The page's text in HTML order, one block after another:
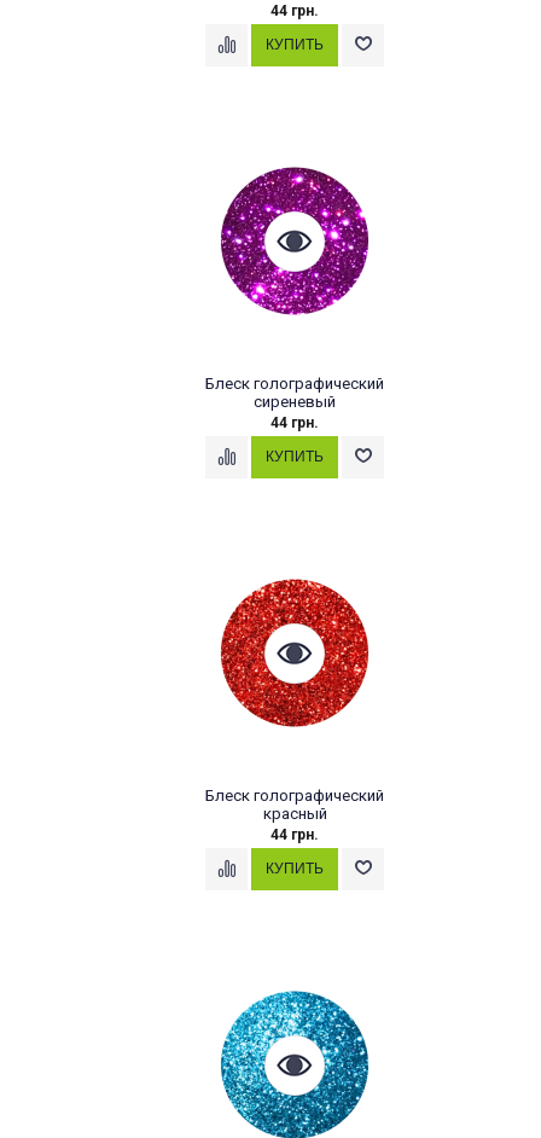
44 грн.
Блеск голографический
сиреневый
44 грн.
Блеск голографический
красный
44 грн.